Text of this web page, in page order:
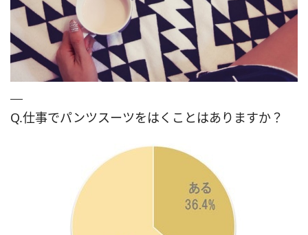
Q.仕事でパンツスーツをはくことはありますか？